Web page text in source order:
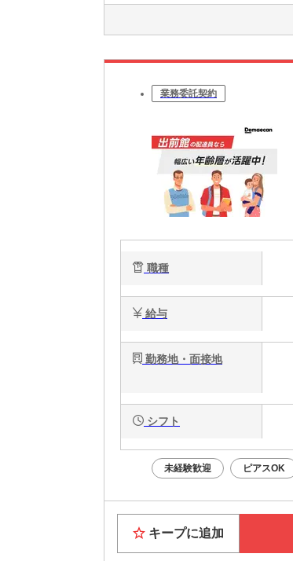
業務委託契約
職種
給与
勤務地・面接地
シフト
未経験歓迎 ピアスOK
キープに追加